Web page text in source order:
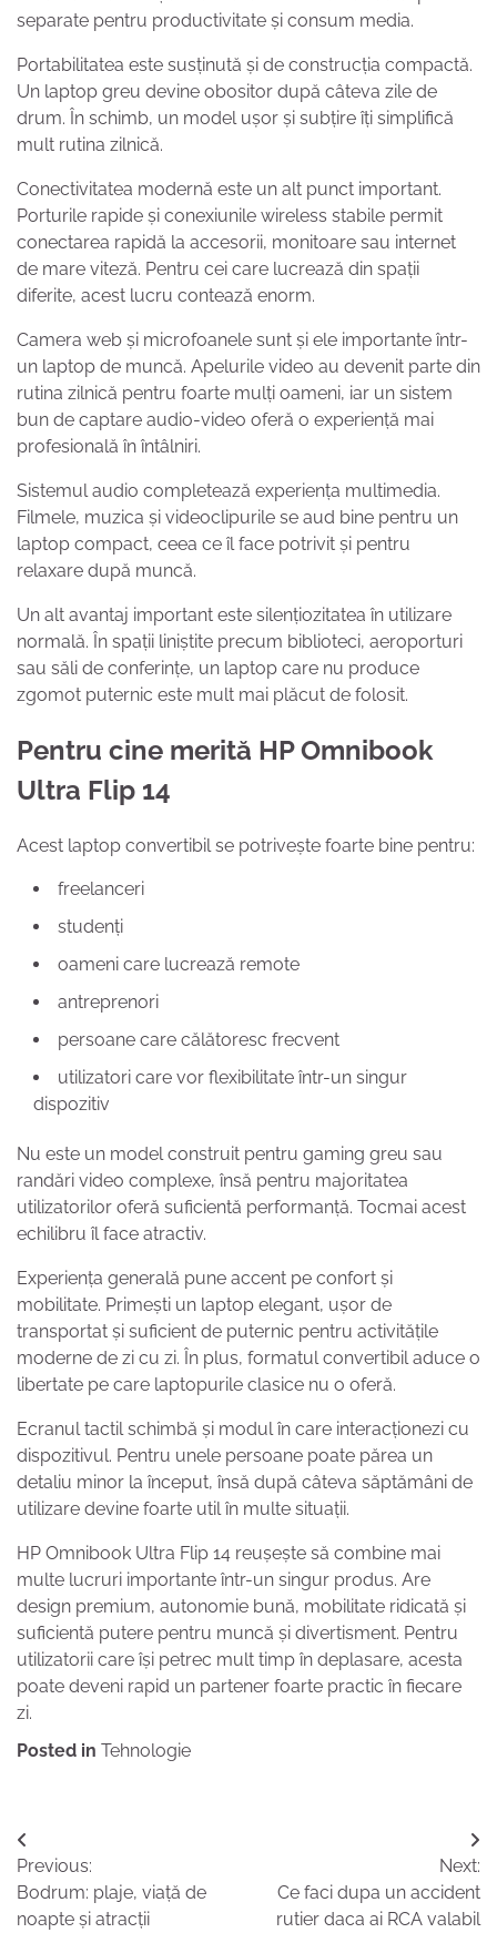
separate pentru productivitate și consum media.
Portabilitatea este susținută și de construcția compactă.
Un laptop greu devine obositor după câteva zile de
drum. În schimb, un model ușor și subțire îți simplifică
mult rutina zilnică.
Conectivitatea modernă este un alt punct important.
Porturile rapide și conexiunile wireless stabile permit
conectarea rapidă la accesorii, monitoare sau internet
de mare viteză. Pentru cei care lucrează din spații
diferite, acest lucru contează enorm.
Camera web și microfoanele sunt și ele importante într-
un laptop de muncă. Apelurile video au devenit parte din
rutina zilnică pentru foarte mulți oameni, iar un sistem
bun de captare audio-video oferă o experiență mai
profesională în întâlniri.
Sistemul audio completează experiența multimedia.
Filmele, muzica și videoclipurile se aud bine pentru un
laptop compact, ceea ce îl face potrivit și pentru
relaxare după muncă.
Un alt avantaj important este silențiozitatea în utilizare
normală. În spații liniștite precum biblioteci, aeroporturi
sau săli de conferințe, un laptop care nu produce
zgomot puternic este mult mai plăcut de folosit.
Pentru cine merită HP Omnibook
Ultra Flip 14
Acest laptop convertibil se potrivește foarte bine pentru:
freelanceri
studenți
oameni care lucrează remote
antreprenori
persoane care călătoresc frecvent
utilizatori care vor flexibilitate într-un singur
dispozitiv
Nu este un model construit pentru gaming greu sau
randări video complexe, însă pentru majoritatea
utilizatorilor oferă suficientă performanță. Tocmai acest
echilibru îl face atractiv.
Experiența generală pune accent pe confort și
mobilitate. Primești un laptop elegant, ușor de
transportat și suficient de puternic pentru activitățile
moderne de zi cu zi. În plus, formatul convertibil aduce o
libertate pe care laptopurile clasice nu o oferă.
Ecranul tactil schimbă și modul în care interacționezi cu
dispozitivul. Pentru unele persoane poate părea un
detaliu minor la început, însă după câteva săptămâni de
utilizare devine foarte util în multe situații.
HP Omnibook Ultra Flip 14 reușește să combine mai
multe lucruri importante într-un singur produs. Are
design premium, autonomie bună, mobilitate ridicată și
suficientă putere pentru muncă și divertisment. Pentru
utilizatorii care își petrec mult timp în deplasare, acesta
poate deveni rapid un partener foarte practic în fiecare
zi.
Posted in Tehnologie
Navigare
în
articole
Previous:
Bodrum: plaje, viață de
noapte și atracții
Next:
Ce faci dupa un accident
rutier daca ai RCA valabil